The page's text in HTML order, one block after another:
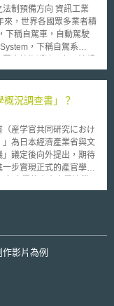
拉伯聯合大公國之水晶
體使用人 CRI發布前所
設成員間共享之加密貨
軟體使用人之非法帳
方向 資訊工業
下稱自駕車，自動駕駛
，下稱自駕系
規範與制度整備，以利
早在2017年已先行修
我國後於2018年12月19
例），而行政院於隔年
法，以利相關產業技術
驗沙盒（下稱無人載具
順利上路營運載客，以
調適必要。 緣
（下稱道交條例）、道
況調查書」？
産学官共同研究におけ
為日本經濟產業省與文
議定後向外提出，期待
步實現正式的產官學連
所大學的情報，擴充並
；3.產學連攜之本部機
平均交涉期間、跨領域
援體制；8.混合僱用制
影片為例